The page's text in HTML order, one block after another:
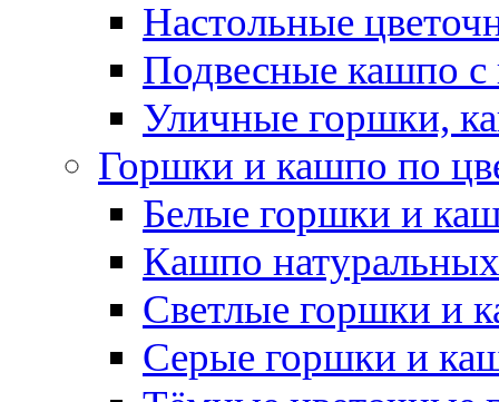
Настольные
Подвесные кашпо с
Уличные горшки,
Горшки и кашпо по
Белые горшки и
Кашпо
Светлые горшки и
Серые горшки и